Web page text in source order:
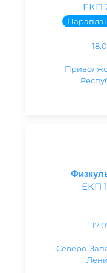
ЕКП
ЕКП
Северо-